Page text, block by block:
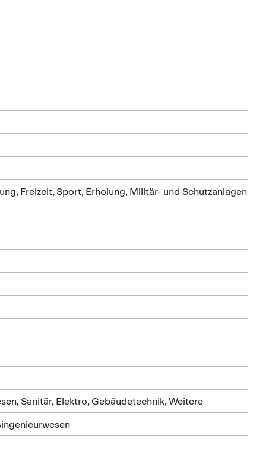
Freizeit, Sport, Erholung, Militär- und Schutzanlagen
Sanitär, Elektro, Gebäudetechnik, Weitere